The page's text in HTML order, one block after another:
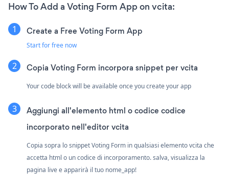
How To Add a Voting Form App on vcita:
Create a Free Voting Form App
Start for free now
Copia Voting Form incorpora snippet per vcita
Your code block will be available once you create your app
Aggiungi all'elemento html o codice codice
incorporato nell'editor vcita
Copia sopra lo snippet Voting Form in qualsiasi elemento vcita che
accetta html o un codice di incorporamento. salva, visualizza la
pagina live e apparirà il tuo nome_app!